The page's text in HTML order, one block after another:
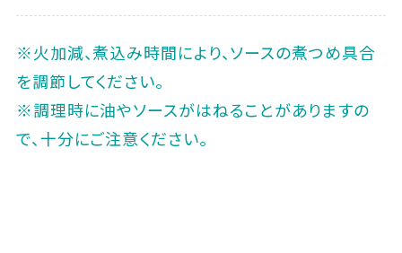
※火加減、煮込み時間により、ソースの煮つめ具合
を調節してください。
※調理時に油やソースがはねることがありますの
で、十分にご注意ください。